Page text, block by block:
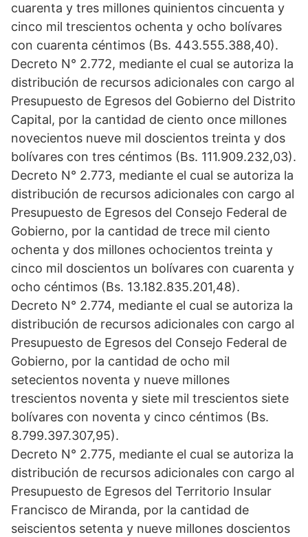
cuarenta y tres millones quinientos cincuenta y
cinco mil trescientos ochenta y ocho bolívares
con cuarenta céntimos (Bs. 443.555.388,40).
Decreto N° 2.772, mediante el cual se autoriza la
distribución de recursos adicionales con cargo al
Presupuesto de Egresos del Gobierno del Distrito
Capital, por la cantidad de ciento once millones
novecientos nueve mil doscientos treinta y dos
bolívares con tres céntimos (Bs. 111.909.232,03).
Decreto N° 2.773, mediante el cual se autoriza la
distribución de recursos adicionales con cargo al
Presupuesto de Egresos del Consejo Federal de
Gobierno, por la cantidad de trece mil ciento
ochenta y dos millones ochocientos treinta y
cinco mil doscientos un bolívares con cuarenta y
ocho céntimos (Bs. 13.182.835.201,48).
Decreto N° 2.774, mediante el cual se autoriza la
distribución de recursos adicionales con cargo al
Presupuesto de Egresos del Consejo Federal de
Gobierno, por la cantidad de ocho mil
setecientos noventa y nueve millones
trescientos noventa y siete mil trescientos siete
bolívares con noventa y cinco céntimos (Bs.
8.799.397.307,95).
Decreto N° 2.775, mediante el cual se autoriza la
distribución de recursos adicionales con cargo al
Presupuesto de Egresos del Territorio Insular
Francisco de Miranda, por la cantidad de
seiscientos setenta y nueve millones doscientos